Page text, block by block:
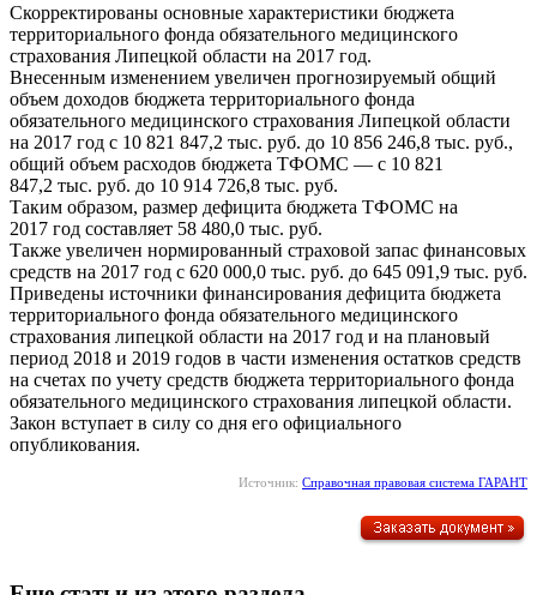
Скорректированы основные характеристики бюджета
территориального фонда обязательного медицинского
страхования Липецкой области на 2017 год.
Внесенным изменением увеличен прогнозируемый общий
объем доходов бюджета территориального фонда
обязательного медицинского страхования Липецкой области
на 2017 год с 10 821 847,2 тыс. руб. до 10 856 246,8 тыс. руб.,
общий объем расходов бюджета ТФОМС — с 10 821
847,2 тыс. руб. до 10 914 726,8 тыс. руб.
Таким образом, размер дефицита бюджета ТФОМС на
2017 год составляет 58 480,0 тыс. руб.
Также увеличен нормированный страховой запас финансовых
средств на 2017 год с 620 000,0 тыс. руб. до 645 091,9 тыс. руб.
Приведены источники финансирования дефицита бюджета
территориального фонда обязательного медицинского
страхования липецкой области на 2017 год и на плановый
период 2018 и 2019 годов в части изменения остатков средств
на счетах по учету средств бюджета территориального фонда
обязательного медицинского страхования липецкой области.
Закон вступает в силу со дня его официального
опубликования.
Источник: Справочная правовая система ГАРАНТ